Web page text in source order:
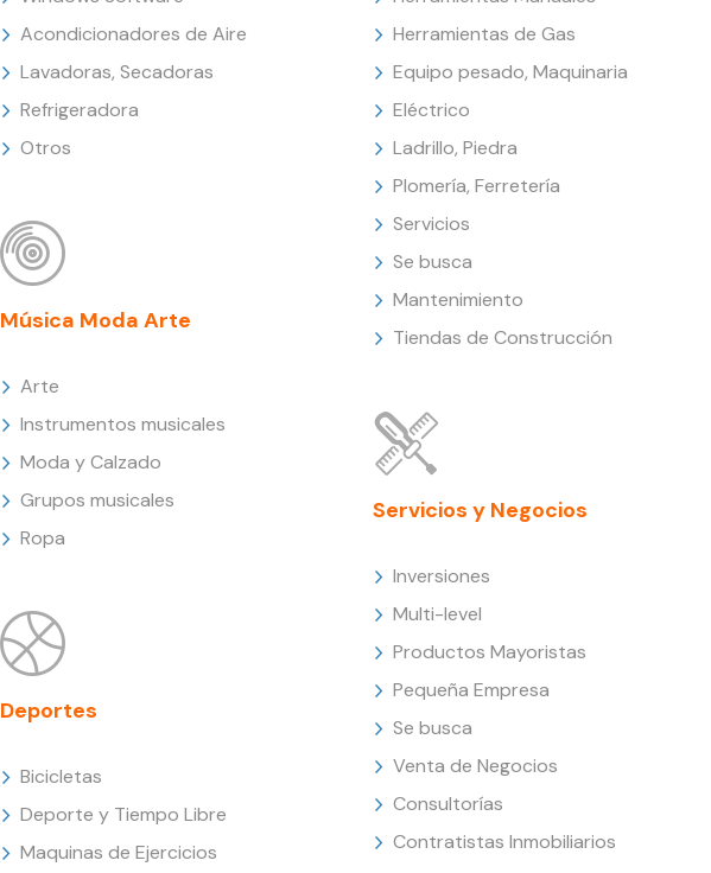
Acondicionadores de Aire
Lavadoras, Secadoras
Refrigeradora
Otros
Música Moda Arte
Arte
Instrumentos musicales
Moda y Calzado
Grupos musicales
Ropa
Deportes
Bicicletas
Deporte y Tiempo Libre
Maquinas de Ejercicios
Herramientas de Gas
Equipo pesado, Maquinaria
Eléctrico
Ladrillo, Piedra
Plomería, Ferretería
Servicios
Se busca
Mantenimiento
Tiendas de Construcción
Servicios y Negocios
Inversiones
Multi-level
Productos Mayoristas
Pequeña Empresa
Se busca
Venta de Negocios
Consultorías
Contratistas Inmobiliarios